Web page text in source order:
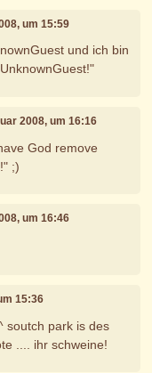
um 15:59
und ich bin
2008, um 16:16
God remove
;)
um 16:46
15:36
soutch park is des
.... ihr schweine!